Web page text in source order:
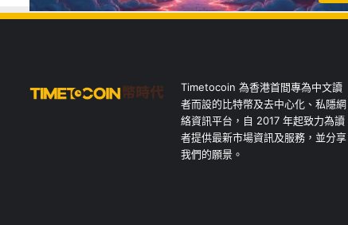
Timetocoin 為香港首間專為中文讀
者而設的比特幣及去中心化、私隱網
絡資訊平台，自 2017 年起致力為讀
者提供最新市場資訊及服務，並分享
我們的願景。